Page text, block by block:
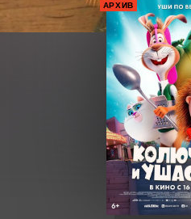
АРХИВ